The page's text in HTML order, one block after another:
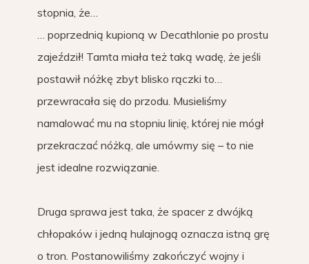
stopnia, że…
… poprzednią kupioną w Decathlonie po prostu
zajeździł! Tamta miała też taką wadę, że jeśli
postawił nóżkę zbyt blisko rączki to…
przewracała się do przodu. Musieliśmy
namalować mu na stopniu linię, której nie mógł
przekraczać nóżką, ale umówmy się – to nie
jest idealne rozwiązanie.
Druga sprawa jest taka, że spacer z dwójką
chłopaków i jedną hulajnogą oznacza istną grę
o tron. Postanowiliśmy zakończyć wojny i